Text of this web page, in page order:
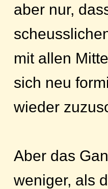
aber nur,
mit allen
sich neu
wieder
Aber das
weniger, als